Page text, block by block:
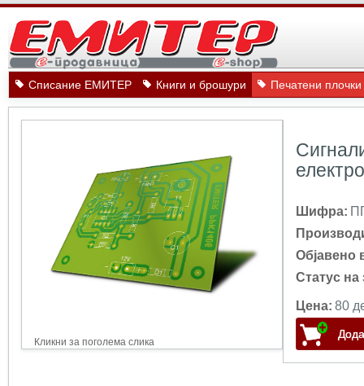
Списание ЕМИТЕР Книги и брошури Печатени
Кликни за поголема слика
Шифра:
Објавено
Статус на
Цена: 80